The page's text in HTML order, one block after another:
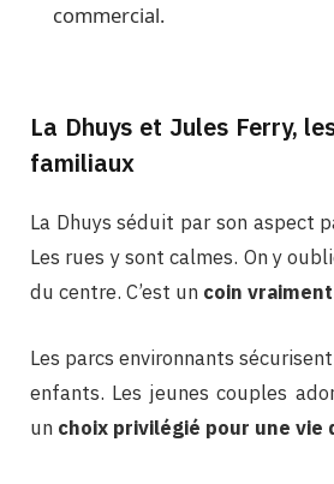
commercial.
La Dhuys et Jules Ferry,
familiaux
La Dhuys séduit par son aspect
Les rues y sont calmes. On y
du centre. C’est un coin
Les parcs environnants
enfants. Les jeunes couples
un choix privilégié pour une vie